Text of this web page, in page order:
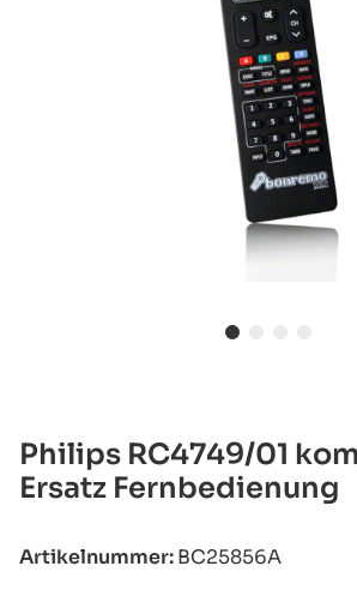
Philips RC4749/01
Ersatz Fernbedienung
Artikelnummer:BC25856A